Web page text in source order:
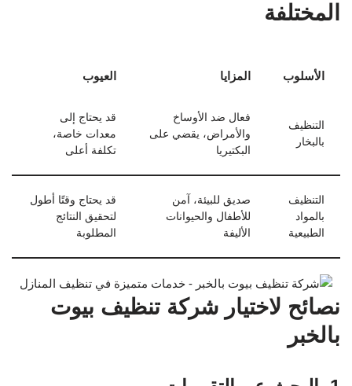
المختلفة
الأسلوب المزايا العيوب
التنظيف
بالبخار
فعال ضد الأوساخ
والأمراض، يقضي على
البكتيريا
قد يحتاج إلى
معدات خاصة،
تكلفة أعلى
التنظيف
بالمواد
الطبيعية
صديق للبيئة، آمن
للأطفال والحيوانات
الأليفة
قد يحتاج وقتًا أطول
لتحقيق النتائج
المطلوبة
نصائح لاختيار شركة تنظيف بيوت
بالخبر